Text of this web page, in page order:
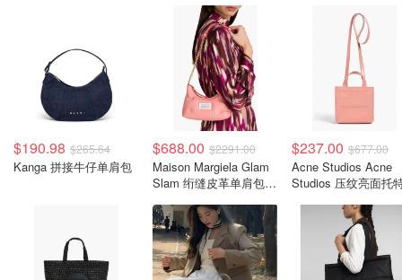
$190.98 $265.64
Kanga 拼接牛仔单肩包
$688.00 $2291.00
Maison Margiela Glam
Slam 绗缝皮革单肩包
$237.00 $677.00
Acne Studios Acne
Studios 压纹亮面托